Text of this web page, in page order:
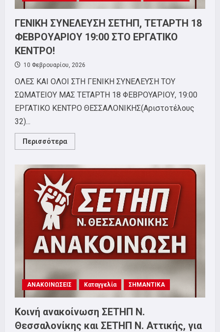
ΓΕΝΙΚΗ ΣΥΝΕΛΕΥΣΗ ΣΕΤΗΠ, ΤΕΤΑΡΤΗ 18
ΦΕΒΡΟΥΑΡΙΟΥ 19:00 ΣΤΟ ΕΡΓΑΤΙΚΟ
ΚΕΝΤΡΟ!
10 Φεβρουαρίου, 2026
ΟΛΕΣ ΚΑΙ ΟΛΟΙ ΣΤΗ ΓΕΝΙΚΗ ΣΥΝΕΛΕΥΣΗ ΤΟΥ
ΣΩΜΑΤΕΙΟΥ ΜΑΣ ΤΕΤΑΡΤΗ 18 ΦΕΒΡΟΥΑΡΙΟΥ, 19:00
ΕΡΓΑΤΙΚΟ ΚΕΝΤΡΟ ΘΕΣΣΑΛΟΝΙΚΗΣ(Αριστοτέλους
32)...
Περισσότερα
more
ΣΥΝΕΛΕΥΣΗ
ΤΕΤΑΡΤΗ
18
ΦΕΒΡΟΥΑΡΙΟΥ
19:00
ΣΤΟ
ΕΡΓΑΤΙΚΟ
ΚΕΝΤΡΟ!
ΑΝΑΚΟΙΝΩΣΕΙΣ Καταγγελία ΣΗΜΑΝΤΙΚΑ
Κοινή ανακοίνωση ΣΕΤΗΠ Ν.
Θεσσαλονίκης και ΣΕΤΗΠ N. Αττικής, για